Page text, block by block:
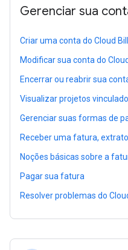
Gerenciar sua
Criar uma conta do Cloud
Modificar sua conta do
Encerrar ou reabrir sua
Visualizar projetos
Gerenciar suas formas de
Receber uma fatura,
Noções básicas sobre a
Pagar sua fatura
Resolver problemas do